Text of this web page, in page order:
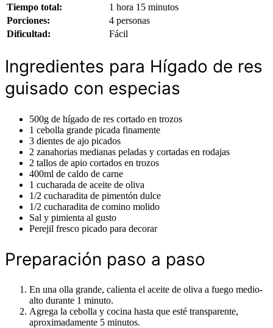
Tiempo total:
1 hora 15 minutos
Porciones:
4 personas
Dificultad:
Fácil
Ingredientes para Hígado de res
guisado con especias
500g de hígado de res cortado en trozos
1 cebolla grande picada finamente
3 dientes de ajo picados
2 zanahorias medianas peladas y cortadas en rodajas
2 tallos de apio cortados en trozos
400ml de caldo de carne
1 cucharada de aceite de oliva
1/2 cucharadita de pimentón dulce
1/2 cucharadita de comino molido
Sal y pimienta al gusto
Perejil fresco picado para decorar
Preparación paso a paso
En una olla grande, calienta el aceite de oliva a fuego medio-
alto durante 1 minuto.
Agrega la cebolla y cocina hasta que esté transparente,
aproximadamente 5 minutos.